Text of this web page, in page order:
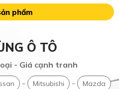
phẩm
Ô TÔ
- Giá cạnh tranh
- Mitsubishi - Mazda